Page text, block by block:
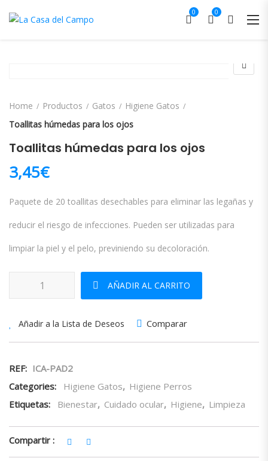
0 0
Home Productos Gatos
Higiene Gatos
Toallitas húmedas para los ojos
Toallitas húmedas para los ojos
3,45€
Paquete de 20 toallitas desechables para eliminar las legañas y
reducir el riesgo de infecciones. Pueden ser utilizadas para
limpiar la piel y el pelo, previniendo su decoloración.
Toallitas húmedas para los ojos cantidad
AÑADIR AL CARRITO
Añadir a la Lista de Deseos Comparar
REF: ICA-PAD2
Categories:
Higiene Gatos, Higiene Perros
Etiquetas:
Bienestar, Cuidado ocular, Higiene, Limpieza
Compartir :